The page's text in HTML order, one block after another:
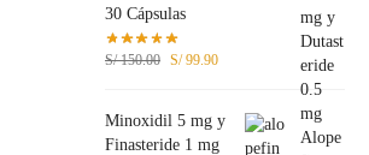
30 Cápsulas
S/150.00 S/99.90
Minoxidil 5 mg y
Finasteride 1 mg